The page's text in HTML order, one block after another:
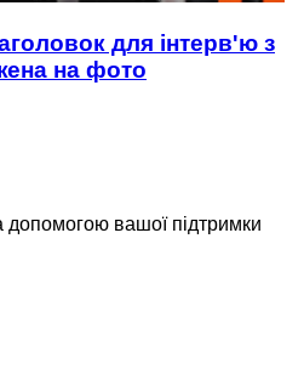
для інтерв'ю з
на фото
допомогою вашої підтримки